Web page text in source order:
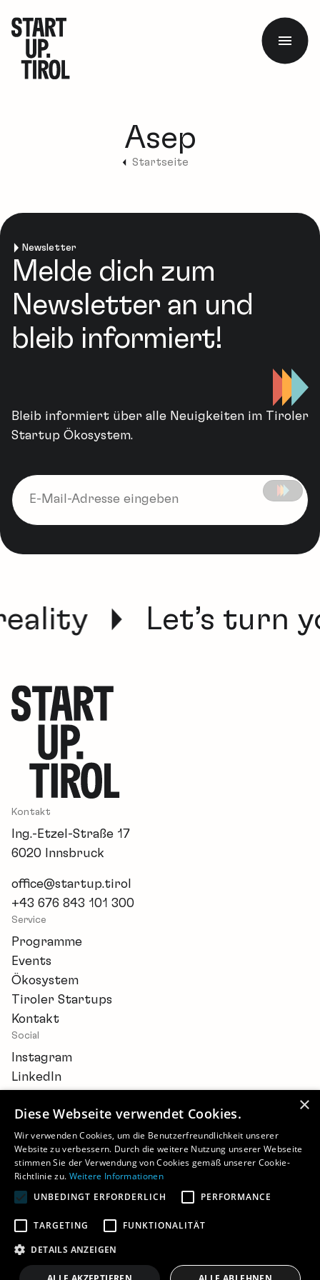
Asep
Startseite
Newsletter
Melde dich zum
Newsletter an und
bleib informiert!
Bleib informiert über alle Neuigkeiten im Tiroler
Startup Ökosystem.
Let’s turn
Kontakt
Ing.-Etzel-Straße 17
6020 Innsbruck
office@startup.tirol
+43 676 843 101 300
Service
Programme
Events
Ökosystem
Tiroler Startups
Kontakt
Social
Instagram
LinkedIn
©2026 - STARTUP.TIROL
Newsletter
Barrierefreiheitserklärung
Impressum
×
Diese Webseite verwendet Cookies.
Wir verwenden Cookies, um die Benutzerfreundlichkeit unserer
Website zu verbessern. Durch die weitere Nutzung unserer Webseite
stimmen Sie der Verwendung von Cookies gemäß unserer Cookie-
Richtlinie zu. Weitere Informationen
UNBEDINGT ERFORDERLICH
PERFORMANCE
TARGETING
FUNKTIONALITÄT
DETAILS ANZEIGEN